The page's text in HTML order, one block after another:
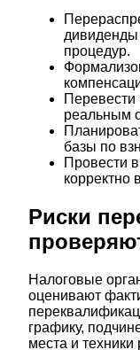
процедур.
Перевести
реальным
базы по
Провести
корректно
Риски
Налоговые
оценивают
графику,
места и техники